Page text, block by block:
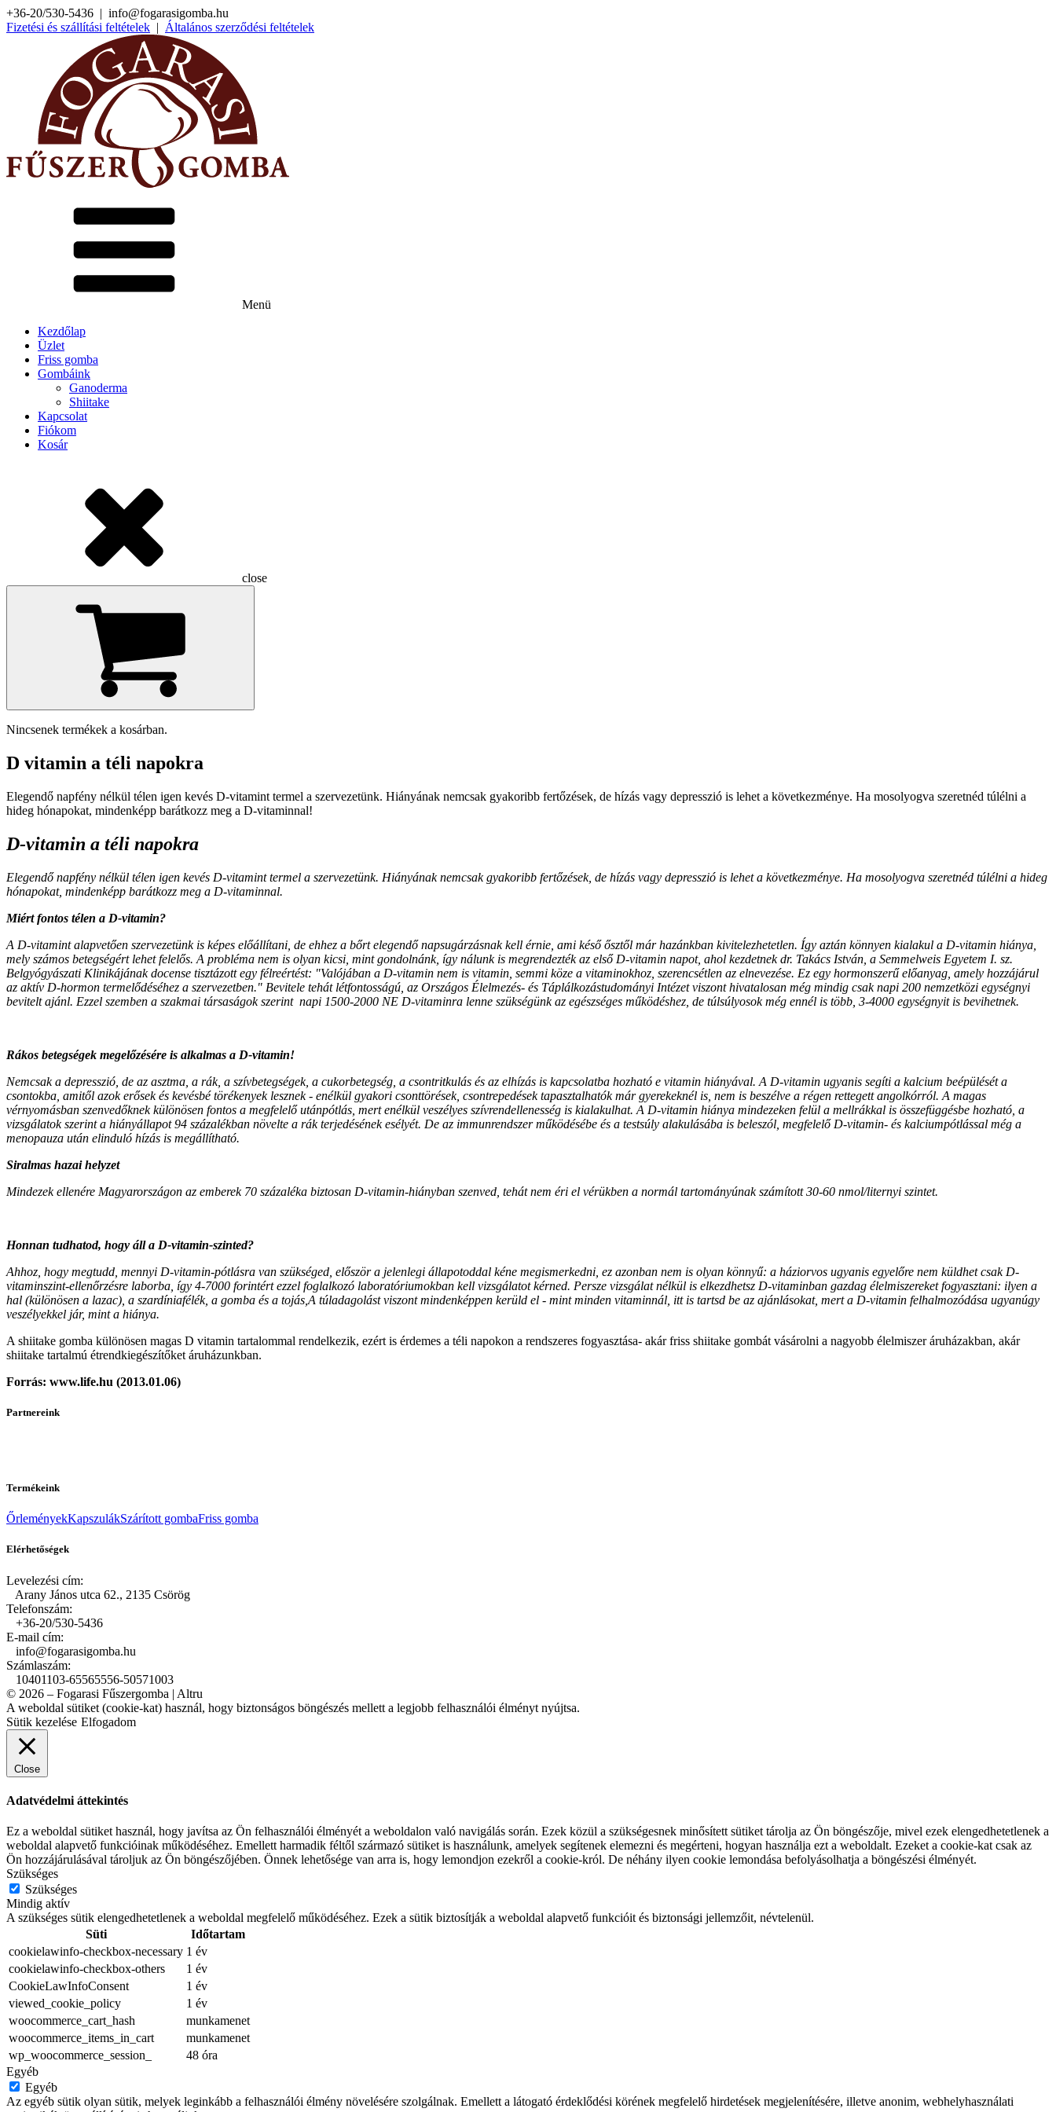
+36-20/530-5436 | info@fogarasigomba.hu
Fizetési és szállítási feltételek | Általános szerződési feltételek
Menü
Kezdőlap
Üzlet
Friss gomba
Gombáink
Ganoderma
Shiitake
Kapcsolat
Fiókom
Kosár
close
Nincsenek termékek a kosárban.
D vitamin a téli napokra
Elegendő napfény nélkül télen igen kevés D-vitamint termel a szervezetünk. Hiányának nemcsak gyakoribb fertőzések, de hízás vagy depresszió is lehet a következménye. Ha mosolyogva szeretnéd túlélni a
hideg hónapokat, mindenképp barátkozz meg a D-vitaminnal!
D-vitamin a téli napokra
Elegendő napfény nélkül télen igen kevés D-vitamint termel a szervezetünk. Hiányának nemcsak gyakoribb fertőzések, de hízás vagy depresszió is lehet a következménye. Ha mosolyogva szeretnéd túlélni a hideg
hónapokat, mindenképp barátkozz meg a D-vitaminnal.
Miért fontos télen a D-vitamin?
A D-vitamint alapvetően szervezetünk is képes előállítani, de ehhez a bőrt elegendő napsugárzásnak kell érnie, ami késő ősztől már hazánkban kivitelezhetetlen. Így aztán könnyen kialakul a D-vitamin hiánya,
mely számos betegségért lehet felelős. A probléma nem is olyan kicsi, mint gondolnánk, így nálunk is megrendezték az első D-vitamin napot, ahol kezdetnek dr. Takács István, a Semmelweis Egyetem I. sz.
Belgyógyászati Klinikájának docense tisztázott egy félreértést: "Valójában a D-vitamin nem is vitamin, semmi köze a vitaminokhoz, szerencsétlen az elnevezése. Ez egy hormonszerű előanyag, amely hozzájárul
az aktív D-hormon termelődéséhez a szervezetben." Bevitele tehát létfontosságú, az Országos Élelmezés- és Táplálkozástudományi Intézet viszont hivatalosan még mindig csak napi 200 nemzetközi egységnyi
bevitelt ajánl. Ezzel szemben a szakmai társaságok szerint napi 1500-2000 NE D-vitaminra lenne szükségünk az egészséges működéshez, de túlsúlyosok még ennél is több, 3-4000 egységnyit is bevihetnek.
Rákos betegségek megelőzésére is alkalmas a D-vitamin!
Nemcsak a depresszió, de az asztma, a rák, a szívbetegségek, a cukorbetegség, a csontritkulás és az elhízás is kapcsolatba hozható e vitamin hiányával. A D-vitamin ugyanis segíti a kalcium beépülését a
csontokba, amitől azok erősek és kevésbé törékenyek lesznek - enélkül gyakori csonttörések, csontrepedések tapasztalhatók már gyerekeknél is, nem is beszélve a régen rettegett angolkórról. A magas
vérnyomásban szenvedőknek különösen fontos a megfelelő utánpótlás, mert enélkül veszélyes szívrendellenesség is kialakulhat. A D-vitamin hiánya mindezeken felül a mellrákkal is összefüggésbe hozható, a
vizsgálatok szerint a hiányállapot 94 százalékban növelte a rák terjedésének esélyét. De az immunrendszer működésébe és a testsúly alakulásába is beleszól, megfelelő D-vitamin- és kalciumpótlással még a
menopauza után elinduló hízás is megállítható.
Siralmas hazai helyzet
Mindezek ellenére Magyarországon az emberek 70 százaléka biztosan D-vitamin-hiányban szenved, tehát nem éri el vérükben a normál tartományúnak számított 30-60 nmol/liternyi szintet.
Honnan tudhatod, hogy áll a D-vitamin-szinted?
Ahhoz, hogy megtudd, mennyi D-vitamin-pótlásra van szükséged, először a jelenlegi állapotoddal kéne megismerkedni, ez azonban nem is olyan könnyű: a háziorvos ugyanis egyelőre nem küldhet csak D-
vitaminszint-ellenőrzésre laborba, így 4-7000 forintért ezzel foglalkozó laboratóriumokban kell vizsgálatot kérned. Persze vizsgálat nélkül is elkezdhetsz D-vitaminban gazdag élelmiszereket fogyasztani: ilyen a
hal (különösen a lazac), a szardíniafélék, a gomba és a tojás,A túladagolást viszont mindenképpen kerüld el - mint minden vitaminnál, itt is tartsd be az ajánlásokat, mert a D-vitamin felhalmozódása ugyanúgy
veszélyekkel jár, mint a hiánya.
A shiitake gomba különösen magas D vitamin tartalommal rendelkezik, ezért is érdemes a téli napokon a rendszeres fogyasztása- akár friss shiitake gombát vásárolni a nagyobb élelmiszer áruházakban, akár
shiitake tartalmú étrendkiegészítőket áruházunkban.
Forrás: www.life.hu (2013.01.06)
Partnereink
Termékeink
ŐrleményekKapszulákSzárított gombaFriss gomba
Elérhetőségek
Levelezési cím:
Arany János utca 62., 2135 Csörög
Telefonszám:
+36-20/530-5436
E-mail cím:
info@fogarasigomba.hu
Számlaszám:
10401103-65565556-50571003
© 2026 – Fogarasi Fűszergomba | Altru
A weboldal sütiket (cookie-kat) használ, hogy biztonságos böngészés mellett a legjobb felhasználói élményt nyújtsa.
Sütik kezelése Elfogadom
Close
Adatvédelmi áttekintés
Ez a weboldal sütiket használ, hogy javítsa az Ön felhasználói élményét a weboldalon való navigálás során. Ezek közül a szükségesnek minősített sütiket tárolja az Ön böngészője, mivel ezek elengedhetetlenek a
weboldal alapvető funkcióinak működéséhez. Emellett harmadik féltől származó sütiket is használunk, amelyek segítenek elemezni és megérteni, hogyan használja ezt a weboldalt. Ezeket a cookie-kat csak az
Ön hozzájárulásával tároljuk az Ön böngészőjében. Önnek lehetősége van arra is, hogy lemondjon ezekről a cookie-król. De néhány ilyen cookie lemondása befolyásolhatja a böngészési élményét.
Szükséges
Szükséges
Mindig aktív
A szükséges sütik elengedhetetlenek a weboldal megfelelő működéséhez. Ezek a sütik biztosítják a weboldal alapvető funkcióit és biztonsági jellemzőit, névtelenül.
Süti
Időtartam
cookielawinfo-checkbox-necessary 1 év
cookielawinfo-checkbox-others
1 év
CookieLawInfoConsent
1 év
viewed_cookie_policy
1 év
woocommerce_cart_hash
munkamenet
woocommerce_items_in_cart
munkamenet
wp_woocommerce_session_
48 óra
Egyéb
Egyéb
Az egyéb sütik olyan sütik, melyek leginkább a felhasználói élmény növelésére szolgálnak. Emellett a látogató érdeklődési körének megfelelő hirdetések megjelenítésére, illetve anonim, webhelyhasználati